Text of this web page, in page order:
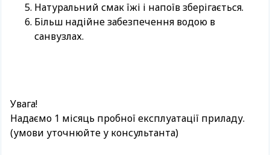
Натуральний смак їжі і напоїв зберігається.
Більш надійне забезпечення водою в
санвузлах.
Увага!
Надаємо 1 місяць пробної експлуатації приладу.
(умови уточнюйте у консультанта)